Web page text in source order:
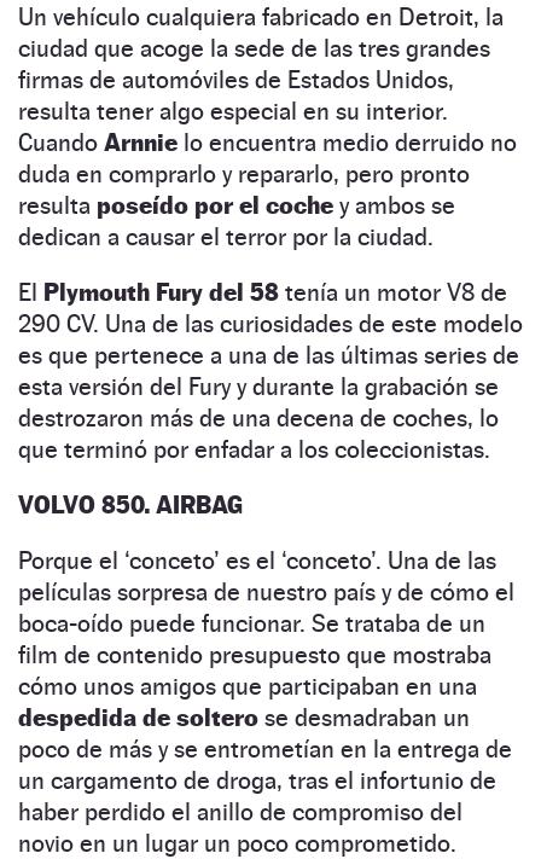
Un vehículo cualquiera fabricado en Detroit, la
ciudad que acoge la sede de las tres grandes
firmas de automóviles de Estados Unidos,
resulta tener algo especial en su interior.
Cuando Arnnie lo encuentra medio derruido no
duda en comprarlo y repararlo, pero pronto
resulta poseído por el coche y ambos se
dedican a causar el terror por la ciudad.
El Plymouth Fury del 58 tenía un motor V8 de
290 CV. Una de las curiosidades de este modelo
es que pertenece a una de las últimas series de
esta versión del Fury y durante la grabación se
destrozaron más de una decena de coches, lo
que terminó por enfadar a los coleccionistas.
VOLVO 850. AIRBAG
Porque el ‘conceto’ es el ‘conceto’. Una de las
películas sorpresa de nuestro país y de cómo el
boca-oído puede funcionar. Se trataba de un
film de contenido presupuesto que mostraba
cómo unos amigos que participaban en una
despedida de soltero se desmadraban un
poco de más y se entrometían en la entrega de
un cargamento de droga, tras el infortunio de
haber perdido el anillo de compromiso del
novio en un lugar un poco comprometido.